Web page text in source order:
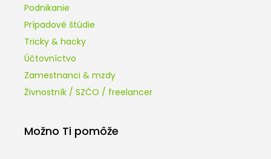
Podnikanie
Prípadové štúdie
Tricky & hacky
Účtovníctvo
Zamestnanci & mzdy
Živnostník / SZČO / freelancer
Možno Ti pomôže